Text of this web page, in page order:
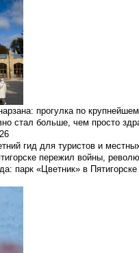
прогулка по
стал больше, чем просто
гид для туристов и
пережил войны,
парк «Цветник» в